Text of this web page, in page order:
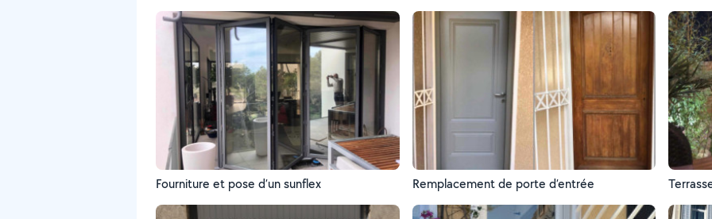
Fourniture et pose d’un sunflex Remplacement de porte d’entrée